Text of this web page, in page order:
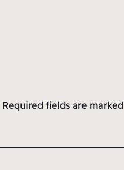
Required fields are marked